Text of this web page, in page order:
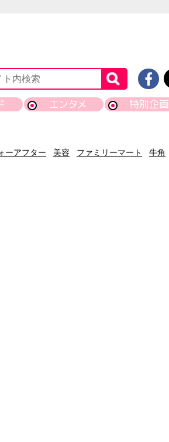
エンタメ 特別企画
ーアフター 美容 ファミリーマート
牛角